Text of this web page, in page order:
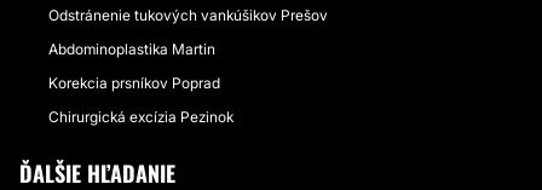
Odstránenie tukových vankúšikov Prešov
Abdominoplastika Martin
Korekcia prsníkov Poprad
Chirurgická excízia Pezinok
ĎALŠIE HĽADANIE